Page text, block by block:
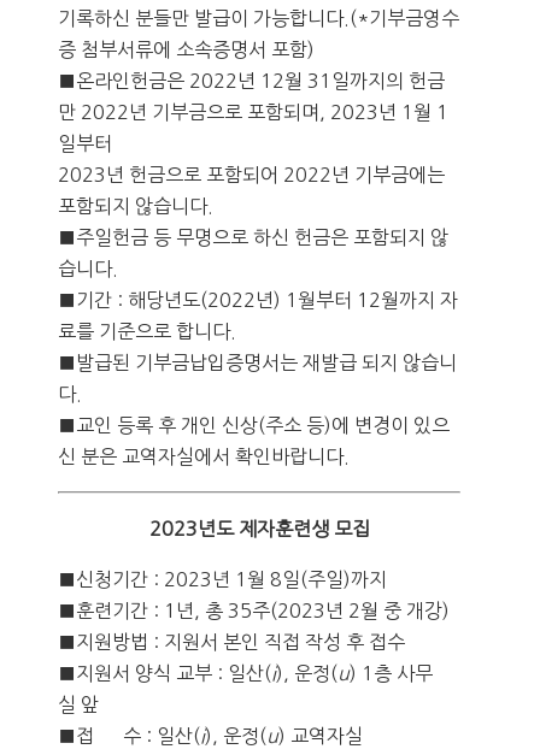
기록하신 분들만 발급이 가능합니다.(*기부금영수
증 첨부서류에 소속증명서 포함)
■온라인헌금은 2022년 12월 31일까지의 헌금
만 2022년 기부금으로 포함되며, 2023년 1월 1
일부터
2023년 헌금으로 포함되어 2022년 기부금에는
포함되지 않습니다.
■주일헌금 등 무명으로 하신 헌금은 포함되지 않
습니다.
■기간 : 해당년도(2022년) 1월부터 12월까지 자
료를 기준으로 합니다.
■발급된 기부금납입증명서는 재발급 되지 않습니
다.
■교인 등록 후 개인 신상(주소 등)에 변경이 있으
신 분은 교역자실에서 확인바랍니다.
2023년도 제자훈련생 모집
■신청기간 : 2023년 1월 8일(주일)까지
■훈련기간 : 1년, 총 35주(2023년 2월 중 개강)
■지원방법 : 지원서 본인 직접 작성 후 접수
■지원서 양식 교부 : 일산(i), 운정(u) 1층 사무
실 앞
■접 수 : 일산(i), 운정(u) 교역자실